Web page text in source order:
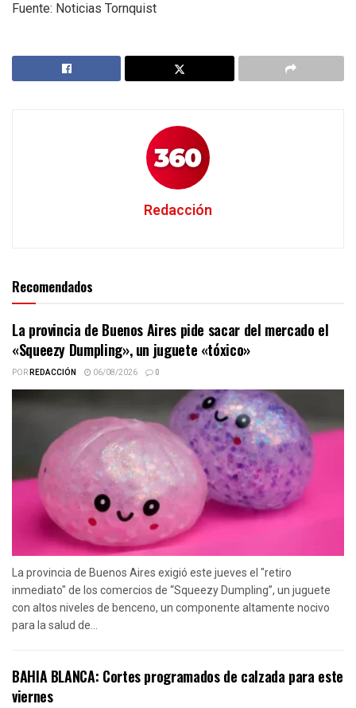
Fuente: Noticias Tornquist
Redacción
Recomendados
La provincia de Buenos Aires pide sacar del mercado el
«Squeezy Dumpling», un juguete «tóxico»
PORREDACCIÓN 06/08/2026 0
La provincia de Buenos Aires exigió este jueves el "retiro
inmediato" de los comercios de “Squeezy Dumpling”, un juguete
con altos niveles de benceno, un componente altamente nocivo
para la salud de...
BAHIA BLANCA: Cortes programados de calzada para este
viernes